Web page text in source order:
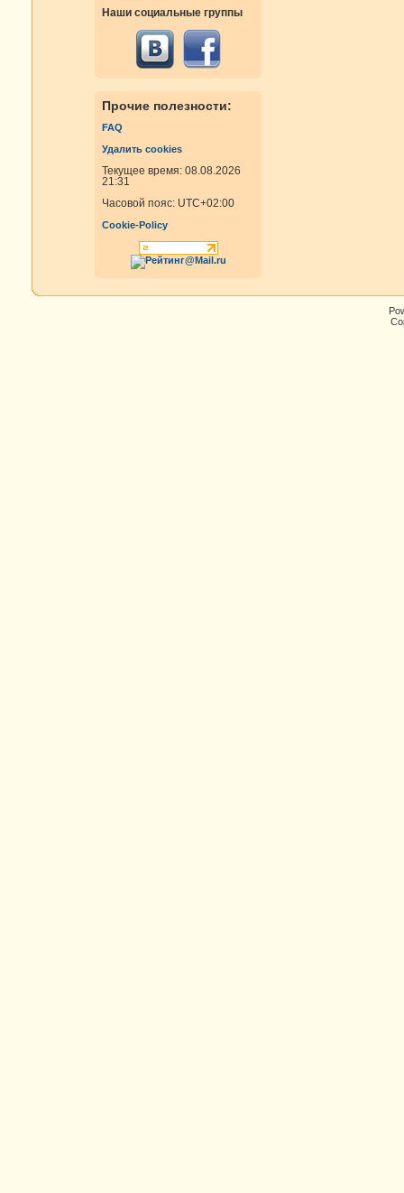
Наши социальные группы
Прочие полезности:
FAQ
Удалить cookies
Текущее время: 08.08.2026
21:31
Часовой пояс: UTC+02:00
Cookie-Policy